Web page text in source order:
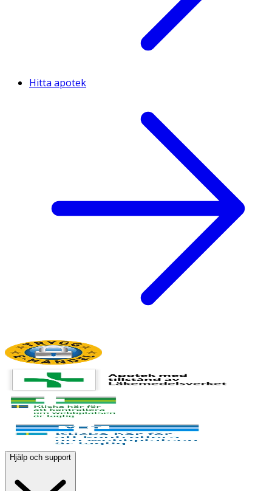
Hitta apotek
Hjälp och support